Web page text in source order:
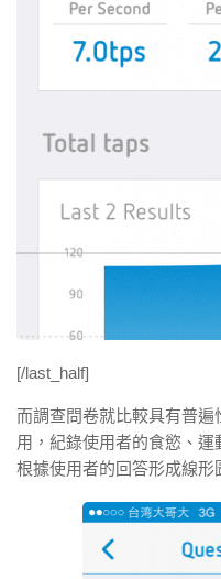
[/last_half]
而調查問卷就比較具有普
用，紀錄使用者的食慾、
根據使用者的回答形成線形